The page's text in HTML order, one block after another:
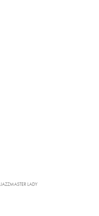
JAZZMASTER LADY